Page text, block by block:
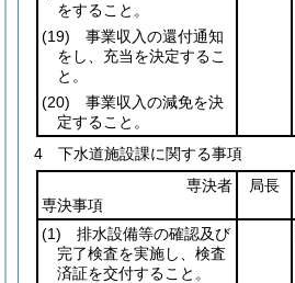
をすること。
(19) 事業収入の還付通知
をし、充当を決定するこ
と。
(20) 事業収入の減免を決
定すること。
4 下水道施設課に関する事項
専決者
専決事項
局長
(1) 排水設備等の確認及び
完了検査を実施し、検査
済証を交付すること。